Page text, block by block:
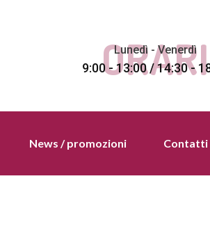
ORARI
Lunedì - Venerdì
9:00 - 13:00 / 14:30 -
News / promozioni Contatti